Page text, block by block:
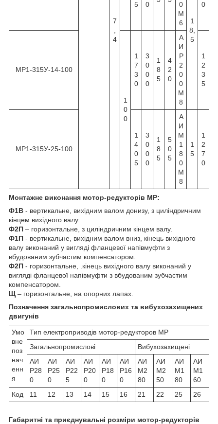
7
4
5 0
0
М
6
1
8,
5
0
МР1-315У-14-100
1
0
0
1
7
3
0
3
0
0
0
1
8
5
4
2
0
А
И
Р
2
0
0
М
8
1
2
3
5
МР1-315У-25-100
1
4
0
5
3
0
0
0
1
8
5
5
0
5
А
И
М
1
8
0
М
8
1
5
1
2
7
0
Монтажне виконання мотор-редукторів МР:
Ф1В - вертикальне, вихідним валом донизу, з циліндричним
кінцем вихідного валу.
Ф2П – горизонтальне, з циліндричним кінцем валу.
Ф1П - вертикальне, вихідним валом вниз, кінець вихідного
валу виконаний у вигляді фланцевої напівмуфти з
вбудованим зубчастим компенсатором.
Ф2П - горизонтальне, .кінець вихідного валу виконаний у
вигляді фланцевої напівмуфти з вбудованим зубчастим
компенсатором.
Щ– горизонтальне, на опорних лапах.
Позначення загальнопромислових та вибухозахищених
двигунів
Умо
вне
поз
нач
енн
я
Тип електроприводів мотор-редукторов МР
Загальнопромислові
Вибухозахищені
АИ
Р28
0
АИ
Р25
0
АИ
Р22
5
АИ
Р20
0
АИ
Р18
0
АИ
Р16
0
АИ
М2
80
АИ
М2
50
АИ
М1
80
АИ
М1
60
Код
11 12 13 14 15 16 21 22 25 26
Габаритні та приєднувальні розміри мотор-редукторів